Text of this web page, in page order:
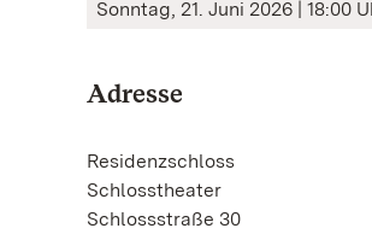
Sonntag, 21. Juni 2026 | 18:00
Adresse
Residenzschloss
Schlosstheater
Schlossstraße 30